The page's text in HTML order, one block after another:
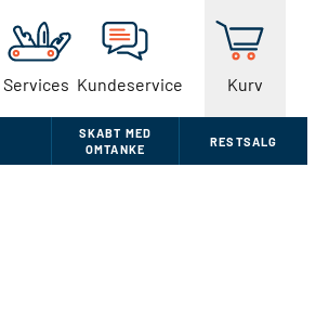
Services Kundeservice Kurv
SKABT MED
OMTANKE
RESTSALG